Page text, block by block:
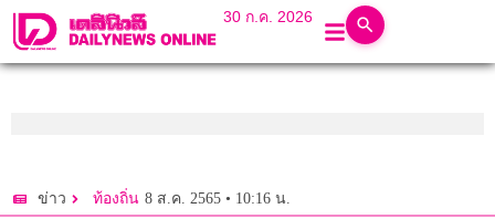
30 ก.ค. 2026
ข่าว ท้องถิ่น 8 ส.ค. 2565 • 10:16 น.